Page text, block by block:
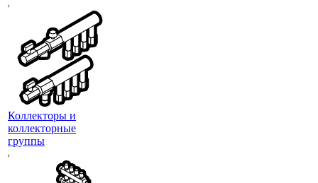
Коллекторы и
коллекторные
группы